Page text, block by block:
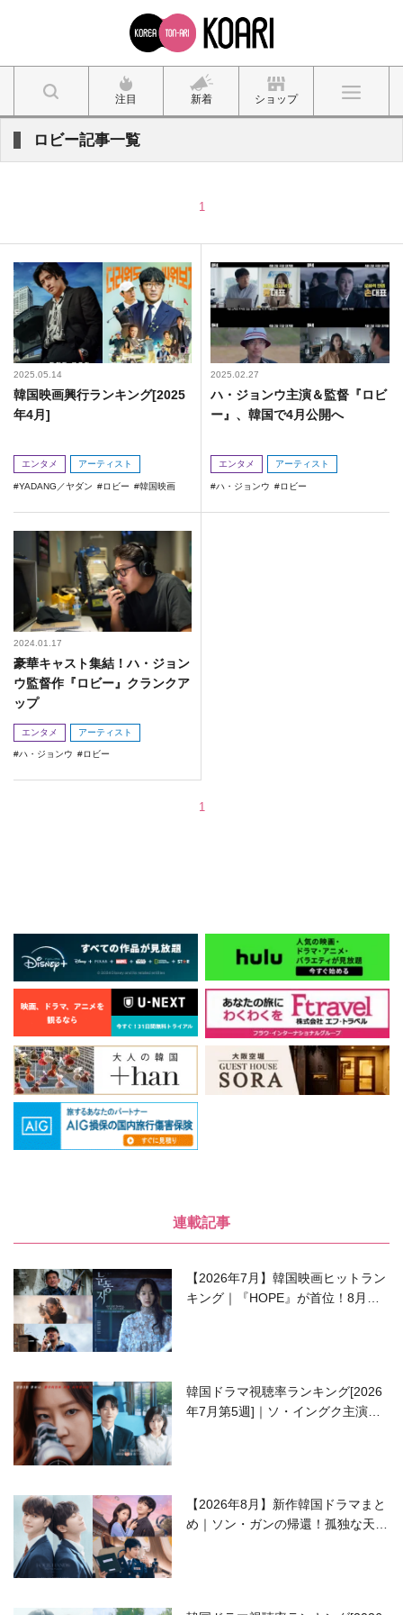
注目 新着 ショップ
ロビー記事一覧
1
2025.05.14
韓国映画興行ランキング[2025
年4月]
エンタメ アーティスト
YADANG／ヤダン ロビー 韓国映画
2025.02.27
ハ・ジョンウ主演＆監督『ロビ
ー』、韓国で4月公開へ
エンタメ アーティスト
ハ・ジョンウ ロビー
2024.01.17
豪華キャスト集結！ハ・ジョン
ウ監督作『ロビー』クランクア
ップ
エンタメ アーティスト
ハ・ジョンウ ロビー
1
連載記事
【2026年7月】韓国映画ヒットラン
キング｜『HOPE』が首位！8月公
韓国ドラマ視聴率ランキング[2026
年7月第5週]｜ソ・イングク主演の
【2026年8月】新作韓国ドラマまと
め｜ソン・ガンの帰還！孤独な天才